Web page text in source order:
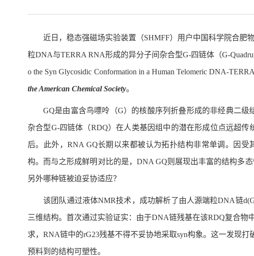
近日，稳态强磁场实验装置（SHMFF）用户中国科学院合肥
粒DNA与TERRA RNA形成的异分子间杂合型G-四链体（G-
o the Syn Glycosidic Conformation in a Human Telomeric DNA-
the American Chemical Society。
GQ是由富含鸟嘌呤（G）的核酸序列折叠形成的非经典二
杂合型G-四链体（RDQ）在人类基因组中的潜在形成位点远超
后。此外，RNA GQ长期以来都被认为拓扑结构非常单调。因
构。而与之形成鲜明对比的是，DNA GQ则展现出丰富的结构多
另外哪种链被迫妥协适应？
该团队通过液体NMR技术，成功解析了由人源端粒DNA链
三维结构。首次通过实验证实：由于DNA链残基在该RDQ复合物
求，RNA链中的rG23残基不得不妥协地采取syn构象。这一发现
预料到的结构可塑性。